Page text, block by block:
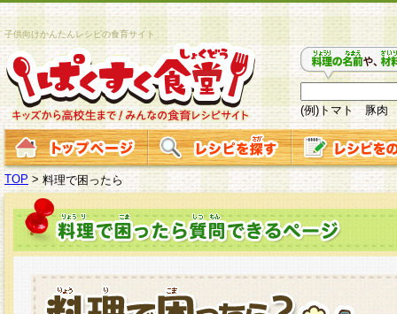
子供向けかんたんレシピの食育サイト
(例)トマト 豚肉
TOP >料理で困ったら